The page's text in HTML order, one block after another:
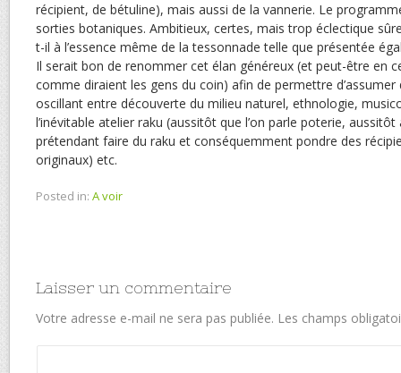
récipient, de bétuline), mais aussi de la vannerie. Le
sorties botaniques. Ambitieux, certes, mais trop éclectique
t-il à l’essence même de la tessonnade telle que présentée
Il serait bon de renommer cet élan généreux (et peut-être en
comme diraient les gens du coin) afin de permettre
oscillant entre découverte du milieu naturel, ethnologie,
l’inévitable atelier raku (aussitôt que l’on parle poterie, aussitôt
prétendant faire du raku et conséquemment pondre des
originaux) etc.
Posted in: A voir
Laisser un commentaire
Votre adresse e-mail ne sera pas publiée. Les champs